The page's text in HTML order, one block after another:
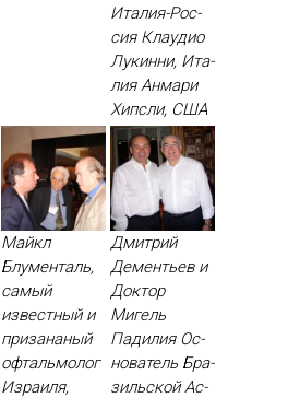
Ита­лия-Рос­
сия Кла­удио
Лу­кин­ни, Ита­
лия Ан­ма­ри
Хип­сли, США
Майкл
Блументаль,
самый
известный и
призананый
офтальмолог
Израиля,
Дмитрий
Дементьев и
Доктор
Мигель
Падилия Ос­
но­ватель Бра­
зиль­ской Ас­